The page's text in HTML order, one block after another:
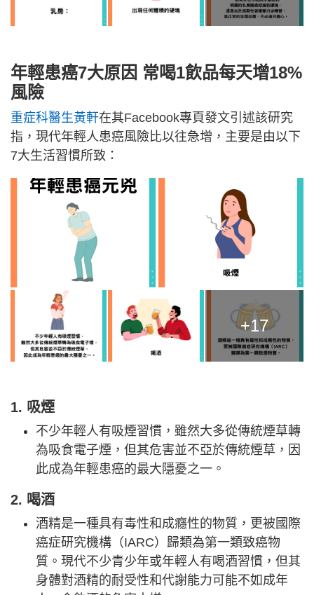
年輕患癌7大原因 常喝1飲品每天增18%
風險
重症科醫生黃軒在其Facebook專頁發文引述該研究
指，現代年輕人患癌風險比以往急增，主要是由以下
7大生活習慣所致：
+17
1. 吸煙
不少年輕人有吸煙習慣，雖然大多從傳統煙草轉
為吸食電子煙，但其危害並不亞於傳統煙草，因
此成為年輕患癌的最大隱憂之一。
2. 喝酒
酒精是一種具有毒性和成癮性的物質，更被國際
癌症研究機構（IARC）歸類為第一類致癌物
質。現代不少青少年或年輕人有喝酒習慣，但其
身體對酒精的耐受性和代謝能力可能不如成年